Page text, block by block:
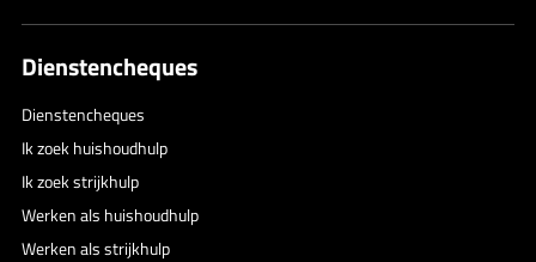
Dienstencheques
Dienstencheques
Ik zoek huishoudhulp
Ik zoek strijkhulp
Werken als huishoudhulp
Werken als strijkhulp